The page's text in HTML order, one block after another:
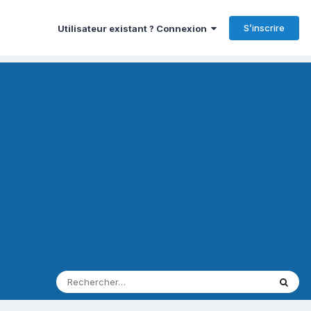
Utilisateur existant ? Connexion S’inscrire